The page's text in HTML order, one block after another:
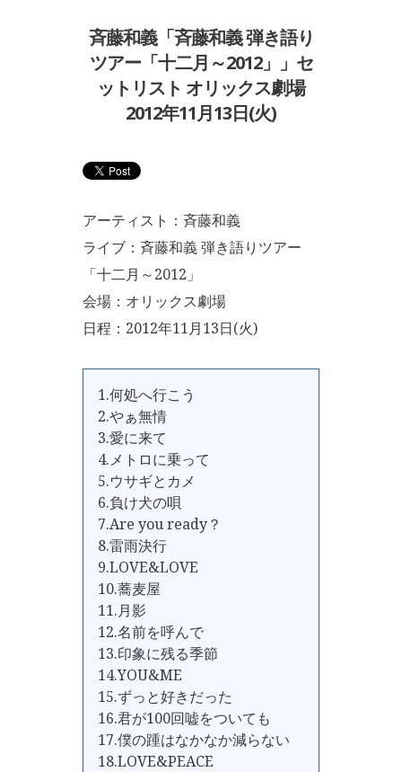
斉藤和義「斉藤和義 弾き語り
ツアー「十二月～2012」」セ
ットリスト オリックス劇場
2012年11月13日(火)
アーティスト：斉藤和義
ライブ：斉藤和義 弾き語りツアー
「十二月～2012」
会場：オリックス劇場
日程：2012年11月13日(火)
1.何処へ行こう
2.やぁ無情
3.愛に来て
4.メトロに乗って
5.ウサギとカメ
6.負け犬の唄
7.Are you ready？
8.雷雨決行
9.LOVE&LOVE
10.蕎麦屋
11.月影
12.名前を呼んで
13.印象に残る季節
14.YOU&ME
15.ずっと好きだった
16.君が100回嘘をついても
17.僕の踵はなかなか減らない
18.LOVE&PEACE